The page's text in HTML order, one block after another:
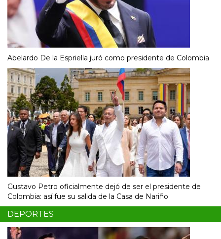
Abelardo De la Espriella juró como presidente de Colombia
Gustavo Petro oficialmente dejó de ser el presidente de
Colombia: así fue su salida de la Casa de Nariño
DEPORTES